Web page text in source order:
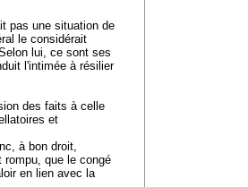
pas une situation de
le considérait
lui, ce sont ses
l'intimée à résilier
des faits à celle
et
à bon droit,
rompu, que le congé
en lien avec la